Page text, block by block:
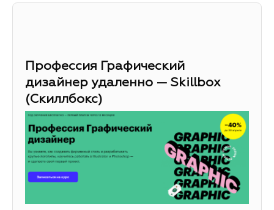
Профессия Графический
дизайнер удаленно — Skillbox
(Скиллбокс)